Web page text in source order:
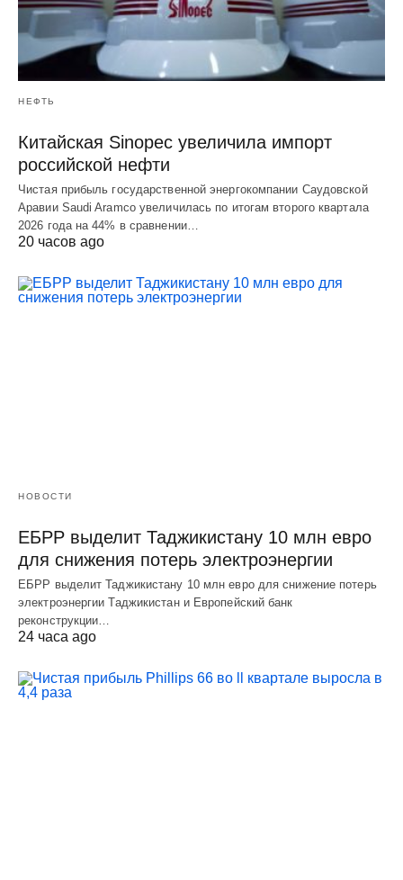
НЕФТЬ
Китайская Sinopec увеличила импорт
российской нефти
Чистая прибыль государственной энергокомпании Саудовской
Аравии Saudi Aramco увеличилась по итогам второго квартала
2026 года на 44% в сравнении…
20 часов ago
НОВОСТИ
ЕБРР выделит Таджикистану 10 млн евро
для снижения потерь электроэнергии
ЕБРР выделит Таджикистану 10 млн евро для снижение потерь
электроэнергии Таджикистан и Европейский банк
реконструкции…
24 часа ago